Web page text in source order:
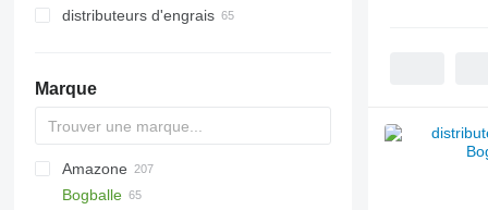
distributeurs d'engrais
Marque
Exacta
XPL
Amazone
Catros
HTS
TSW
ELYTE
Bogballe